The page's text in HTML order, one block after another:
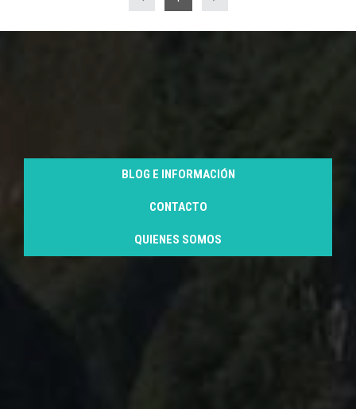
BLOG E INFORMACIÓN
CONTACTO
QUIENES SOMOS